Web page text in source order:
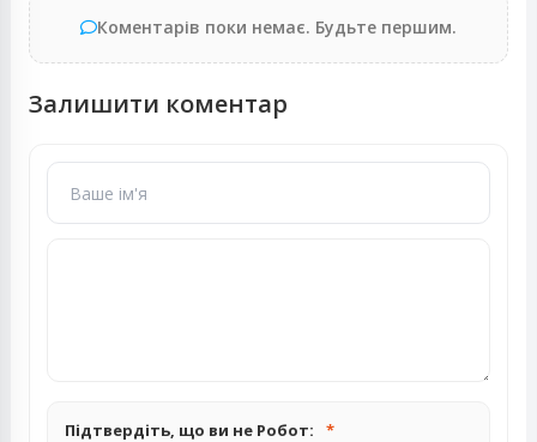
Коментарів поки немає. Будьте першим.
Залишити коментар
Підтвердіть, що ви не Робот: